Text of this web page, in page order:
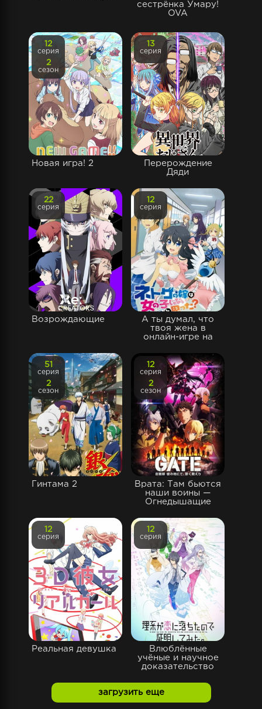
сестрёнка Умару!
OVA
Новая игра! 2
12
серия
2
сезон
Перерождение
Дяди
13
серия
Возрождающие
22
серия
А ты думал, что
твоя жена в
онлайн-игре на
12
серия
Гинтама 2
51
серия
2
сезон
Врата: Там бьются
наши воины —
Огнедышащие
12
серия
2
сезон
Реальная девушка
12
серия
Влюблённые
учёные и научное
доказательство
12
серия
загрузить еще